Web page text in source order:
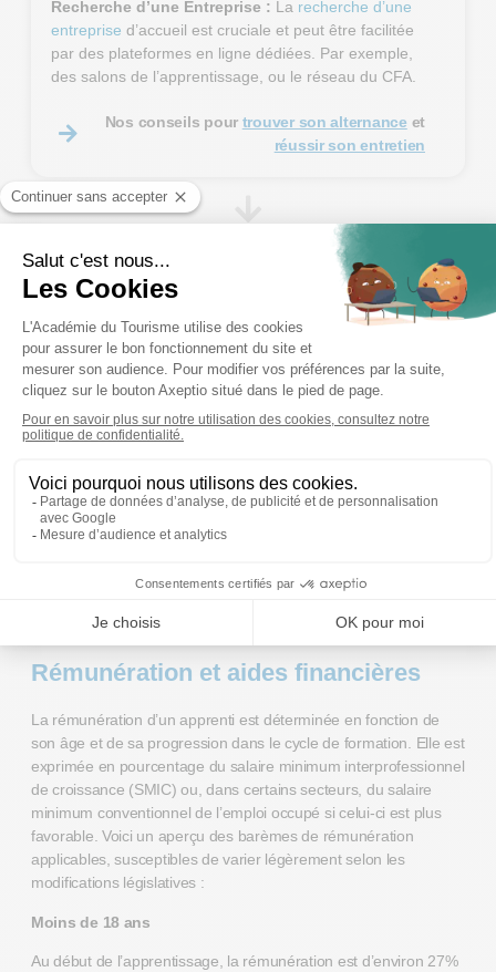
Recherche d’une Entreprise : La recherche d’une
entreprise d’accueil est cruciale et peut être facilitée
par des plateformes en ligne dédiées. Par exemple,
des salons de l’apprentissage, ou le réseau du CFA.
Nos conseils pour trouver son alternance et
réussir son entretien
Inscription dans un CFA:
L’inscription dans un
Centre de Formation d’Apprentis est une étape
préalable ou concomitante à la signature du contrat,
selon les cas.
Signature du Contrat :
La signature du contrat
d’apprentissage est formalisée par un document
officiel et doit être enregistrée auprès de l’organisme
compétent (chambre de commerce, chambre des
Rémunération et aides financières
La rémunération d’un apprenti est déterminée en fonction de
son âge et de sa progression dans le cycle de formation. Elle est
exprimée en pourcentage du salaire minimum interprofessionnel
de croissance (SMIC) ou, dans certains secteurs, du salaire
minimum conventionnel de l’emploi occupé si celui-ci est plus
favorable. Voici un aperçu des barèmes de rémunération
applicables, susceptibles de varier légèrement selon les
modifications législatives :
Moins de 18 ans
Au début de l’apprentissage, la rémunération est d’environ 27%